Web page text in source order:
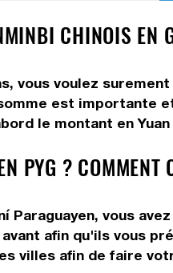
CHINOIS EN
vous voulez
est importante
le montant en
PYG ?
Paraguayen, vous
afin qu'ils vous
villes afin de faire